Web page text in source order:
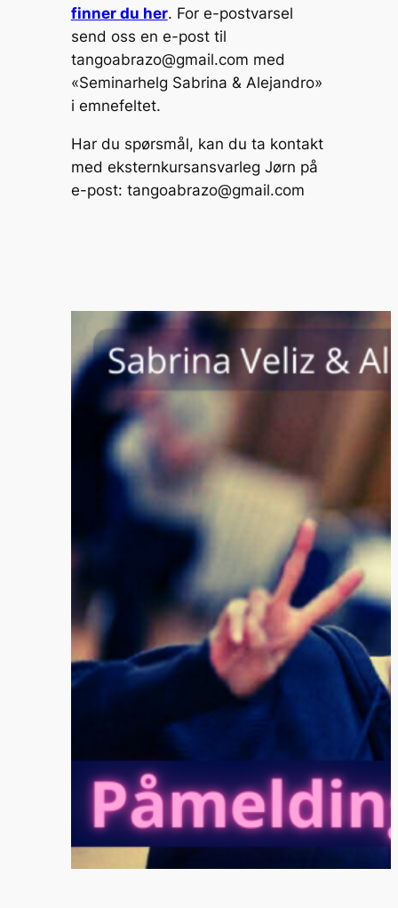
finner du her. For e-postvarsel
send oss en e-post til
tangoabrazo@gmail.com med
«Seminarhelg Sabrina & Alejandro»
i emnefeltet.
Har du spørsmål, kan du ta kontakt
med eksternkursansvarleg Jørn på
e-post: tangoabrazo@gmail.com